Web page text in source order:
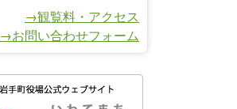
→観覧料・アクセス
→お問い合わせフォーム